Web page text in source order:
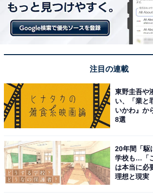
／埼玉県）」「顔がかっこいいからです
奈川県）」など、雰囲気やビジュアルを
数届きました。
また、「耳が聴こえないという障害を持
たむきに頑張っている所が応援したくな
性／長野県）」「優しくて精一杯生きて
くなるから（21歳女性／大阪府）」「
きのやわらかい印象が好きだから（34歳
都）」と、頑張っている姿を見て応援し
う人も多くいたようです。
注目の連載
東野圭吾や
い、「業と
いかわ』か
8選
20年間「駆
学校も…「
は本当に必
理想と現実